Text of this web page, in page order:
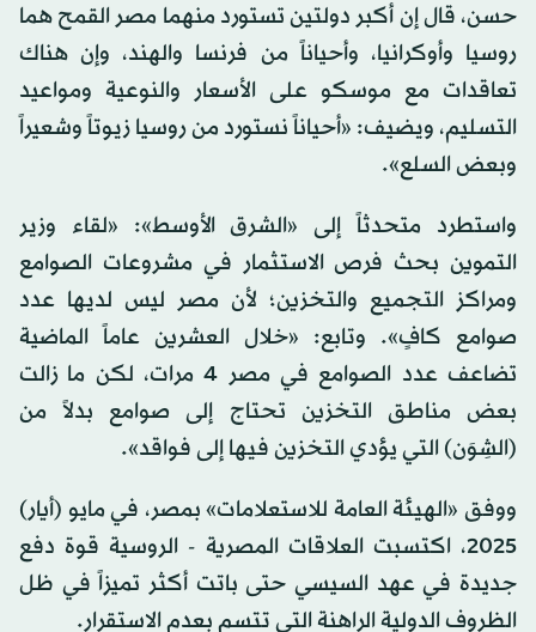
حسن، قال إن أكبر دولتين تستورد منهما مصر القمح هما
روسيا وأوكرانيا، وأحياناً من فرنسا والهند، وإن هناك
تعاقدات مع موسكو على الأسعار والنوعية ومواعيد
التسليم، ويضيف: «أحياناً نستورد من روسيا زيوتاً وشعيراً
وبعض السلع».
واستطرد متحدثاً إلى «الشرق الأوسط»: «لقاء وزير
التموين بحث فرص الاستثمار في مشروعات الصوامع
ومراكز التجميع والتخزين؛ لأن مصر ليس لديها عدد
صوامع كافٍ». وتابع: «خلال العشرين عاماً الماضية
تضاعف عدد الصوامع في مصر 4 مرات، لكن ما زالت
بعض مناطق التخزين تحتاج إلى صوامع بدلاً من
(الشِوَن) التي يؤدي التخزين فيها إلى فواقد».
ووفق «الهيئة العامة للاستعلامات» بمصر، في مايو (أيار)
2025، اكتسبت العلاقات المصرية - الروسية قوة دفع
جديدة في عهد السيسي حتى باتت أكثر تميزاً في ظل
الظروف الدولية الراهنة التي تتسم بعدم الاستقرار.